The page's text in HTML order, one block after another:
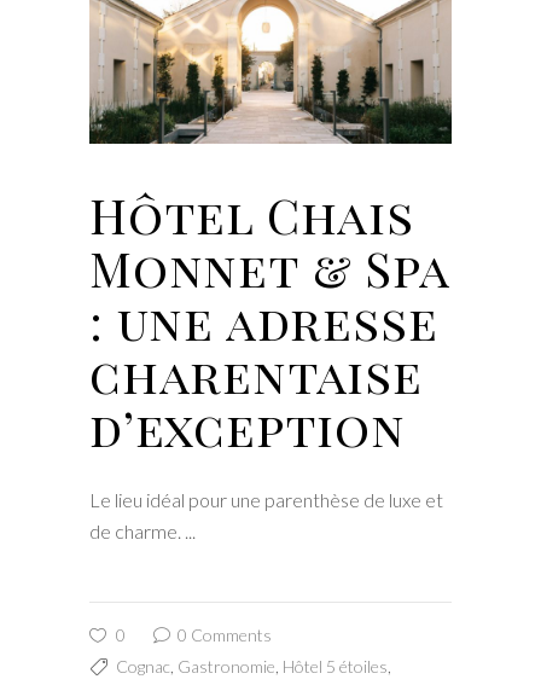
Hôtel Chais
Monnet & Spa
: une adresse
charentaise
d’exception
Le lieu idéal pour une parenthèse de luxe et
de charme.
0
0 Comments
Cognac Gastronomie Hôtel 5 étoiles